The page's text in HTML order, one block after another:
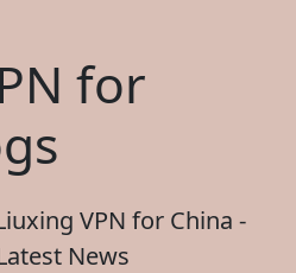
for
VPN for China -
News